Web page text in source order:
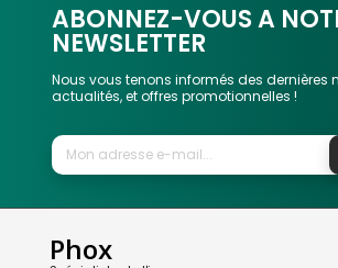
ABONNEZ-VOUS A
NEWSLETTER
Nous vous tenons informés des dernières
actualités, et offres promotionnelles !
Phox